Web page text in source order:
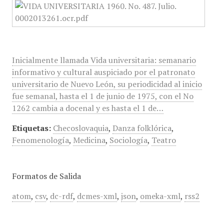
Inicialmente llamada Vida universitaria: semanario
informativo y cultural auspiciado por el patronato
universitario de Nuevo León, su periodicidad al inicio
fue semanal, hasta el 1 de junio de 1975, con el No
1262 cambia a docenal y es hasta el 1 de…
Etiquetas: Checoslovaquia, Danza folklórica,
Fenomenología, Medicina, Sociología, Teatro
Formatos de Salida
atom, csv, dc-rdf, dcmes-xml, json, omeka-xml, rss2